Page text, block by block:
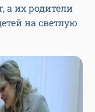
а их родители
на светлую